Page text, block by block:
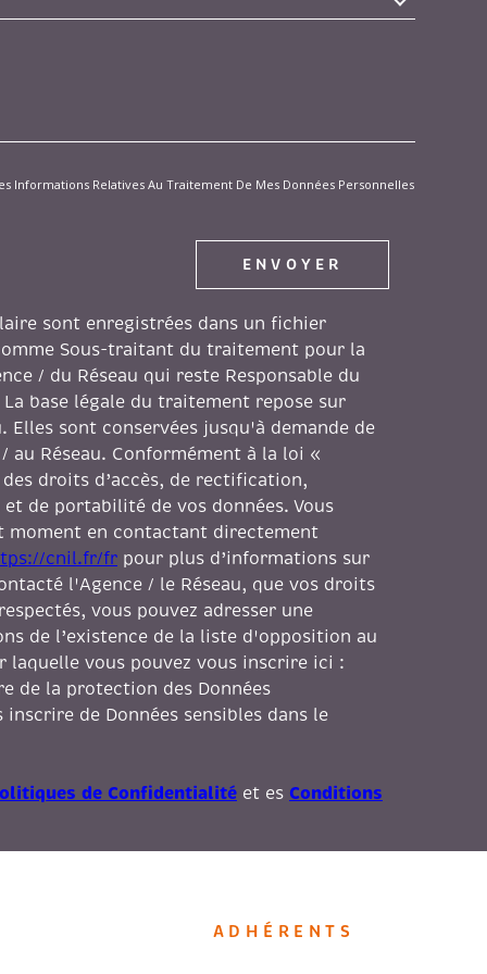
Informations Relatives Au Traitement De Mes Données Personnelles
ENVOYER
sont enregistrées dans un fichier
Sous-traitant du traitement pour la
/ du Réseau qui reste Responsable du
base légale du traitement repose sur
sont conservées jusqu'à demande de
au Réseau. Conformément à la loi «
droits d’accès, de rectification,
de portabilité de vos données. Vous
en contactant directement
cnil.fr/fr pour plus d’informations sur
l'Agence / le Réseau, que vos droits
vous pouvez adresser une
de l’existence de la liste d'opposition au
laquelle vous pouvez vous inscrire ici :
de la protection des Données
de Données sensibles dans le
de Confidentialité et es Conditions
ADHÉRENTS